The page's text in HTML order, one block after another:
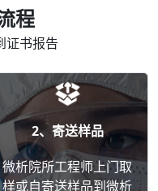
程
证书报告
2、寄送样品
微析院所工程师上门取
样或自寄送样品到微析